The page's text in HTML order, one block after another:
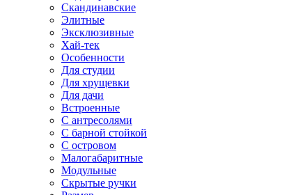
Скандинавские
Элитные
Эксклюзивные
Хай-тек
Особенности
Для студии
Для хрущевки
Для дачи
Встроенные
С антресолями
С барной стойкой
С островом
Малогабаритные
Модульные
Скрытые ручки